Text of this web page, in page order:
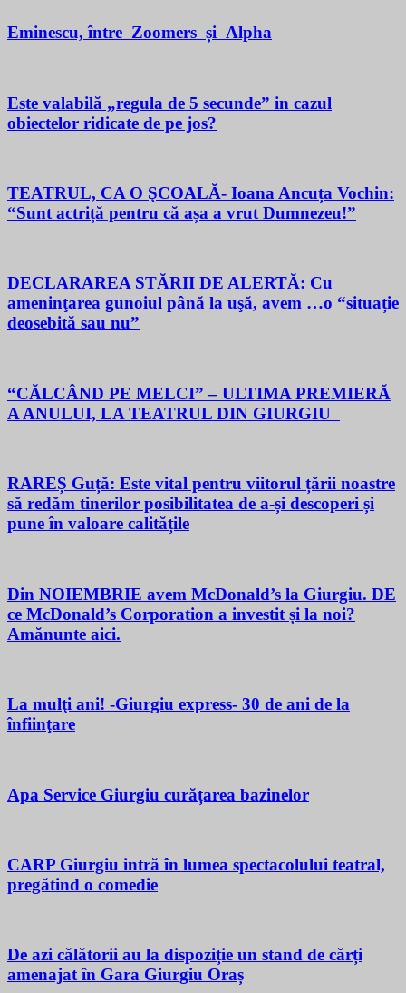
Eminescu, între Zoomers și Alpha
Este valabilă „regula de 5 secunde” in cazul
obiectelor ridicate de pe jos?
TEATRUL, CA O ŞCOALĂ- Ioana Ancuța Vochin:
“Sunt actriță pentru că așa a vrut Dumnezeu!”
DECLARAREA STĂRII DE ALERTĂ: Cu
ameninţarea gunoiul până la uşă, avem …o “situație
deosebită sau nu”
“CĂLCÂND PE MELCI” – ULTIMA PREMIERĂ
A ANULUI, LA TEATRUL DIN GIURGIU
RAREȘ Guță: Este vital pentru viitorul țării noastre
să redăm tinerilor posibilitatea de a-și descoperi și
pune în valoare calitățile
Din NOIEMBRIE avem McDonald’s la Giurgiu. DE
ce McDonald’s Corporation a investit și la noi?
Amănunte aici.
La mulţi ani! -Giurgiu express- 30 de ani de la
înfiinţare
Apa Service Giurgiu curățarea bazinelor
CARP Giurgiu intră în lumea spectacolului teatral,
pregătind o comedie
De azi călătorii au la dispoziție un stand de cărți
amenajat în Gara Giurgiu Oraș